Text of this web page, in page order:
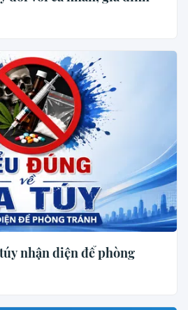
nhận diện để phòng